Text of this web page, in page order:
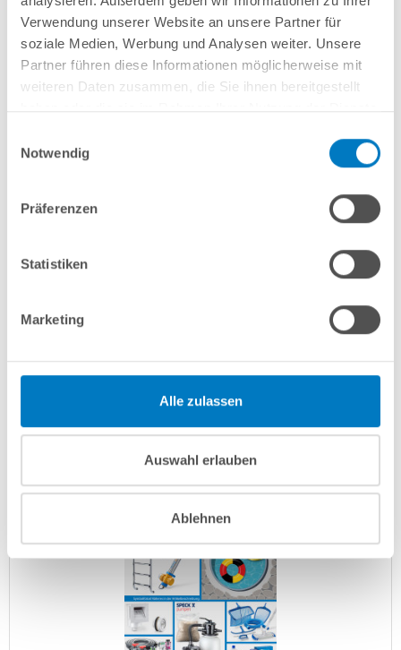
Verwendung unserer Website an unsere Partner für
soziale Medien, Werbung und Analysen weiter. Unsere
Partner führen diese Informationen möglicherweise mit
weiteren Daten zusammen, die Sie ihnen bereitgestellt
Notwendig
Präferenzen
Statistiken
Marketing
Alle zulassen
Auswahl erlauben
Ablehnen
Rundpool Alu PS HQ 5,00 x 1,25 m | Alu-Handlauf | 0,8
Kurzbeschreibung
2.899,00 € *
Artikel-Nr.:107600
Versandkostenfreie Lieferung!
Lieferung in ca. 3-6 Arbeitstagen
In den Warenkorb